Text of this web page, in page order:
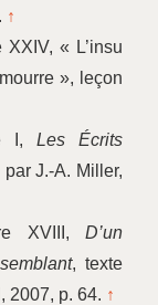
↑
« L’insu
», leçon
I, Les Écrits
J.-A. Miller,
XVIII, D’un
, texte
2007, p. 64. ↑